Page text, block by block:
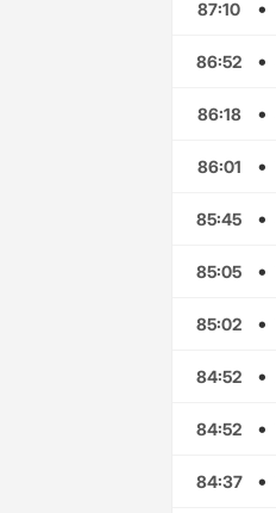
87:10 •
86:52 •
86:18 •
86:01 •
85:45 •
85:05 •
85:02 •
84:52 •
84:52 •
84:37 •